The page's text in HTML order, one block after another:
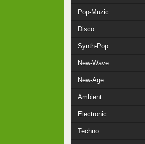
Pop-Muzic
Disco
Synth-Pop
New-Wave
New-Age
Ambient
Electronic
Techno